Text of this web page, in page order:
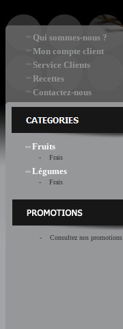
>> Qui sommes-nous ?
>> Mon compte client
>> Service Clients
>> Recettes
>> Contactez-nous
>> Fruits
- Frais
>> Légumes
- Frais
- Consultez nos promotions